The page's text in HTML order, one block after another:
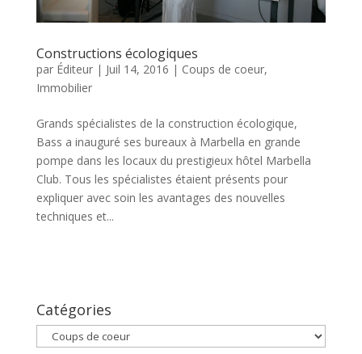
Constructions écologiques
par Éditeur| Juil 14, 2016 | Coups de coeur,
Immobilier
Grands spécialistes de la construction écologique,
Bass a inauguré ses bureaux à Marbella en grande
pompe dans les locaux du prestigieux hôtel Marbella
Club. Tous les spécialistes étaient présents pour
expliquer avec soin les avantages des nouvelles
techniques et...
Catégories
Catégories